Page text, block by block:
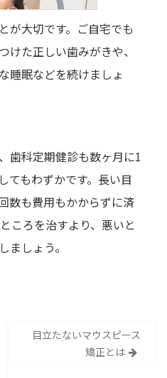
が大切です。ご自宅でも
けた正しい歯みがきや、
睡眠などを続けましょ
歯科定期健診も数ヶ月に1
てもわずかです。長い目
数も費用もかからずに済
ころを治すより、悪いと
ましょう。
目立たないマウスピース
矯正とは